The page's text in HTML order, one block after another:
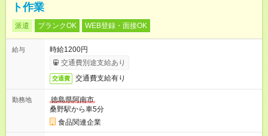
ト作業
派遣 ブランクOK WEB登録・面接OK
給与
時給1200円
交通費別途支給あり
交通費 交通費支給有り
勤務地
徳島県阿南市
桑野駅から車5分
食品関連企業